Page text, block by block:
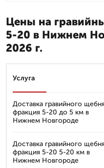
Цены на
5-20 в Нижнем
2026 г.
Услуга
Доставка гравийного
фракция 5-20 до 5 км в
Нижнем Новгороде
Доставка гравийного
фракция 5-20 5-20 км в
Нижнем Новгороде